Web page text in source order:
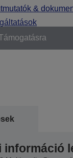
&
információ